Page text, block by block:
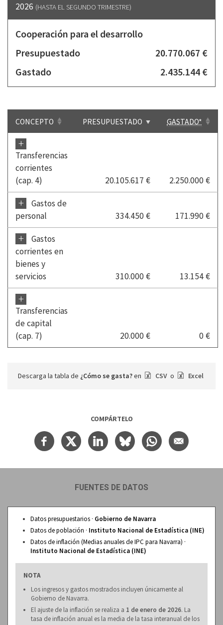
2026 (HASTA EL SEGUNDO TRIMESTRE)
Cooperación para el desarrollo
Presupuestado
20.770.067 €
Gastado
2.435.144 €
CONCEPTO PRESUPUESTADO GASTADO*
+
Transferencias
corrientes
(cap. 4)
20.105.617 € 2.250.000 €
+
Gastos de
personal
334.450 € 171.990 €
+
Gastos
corrientes en
bienes y
servicios
310.000 € 13.154 €
+
Transferencias
de capital
(cap. 7)
20.000 € 0 €
Descarga la tabla de ¿Cómo se gasta?en CSV o Excel
COMPÁRTELO
FUENTES DE DATOS
Datos presupuestarios · Gobierno de Navarra
Datos de población · Instituto Nacional de Estadística (INE)
Datos de inflación (Medias anuales de IPC para Navarra) ·
Instituto Nacional de Estadística (INE)
NOTA
Los ingresos y gastos mostrados incluyen únicamente al
Gobierno de Navarra.
El ajuste de la inflación se realiza a 1 de enero de 2026. La
tasa de inflación anual es la media de la tasa interanual de los